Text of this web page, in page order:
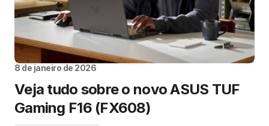
8 de janeiro de 2026
Veja tudo sobre o novo ASUS TUF
Gaming F16 (FX608)